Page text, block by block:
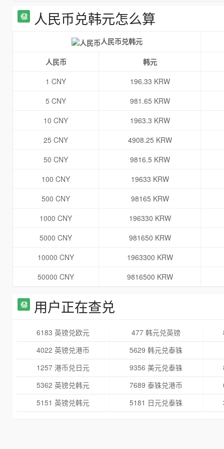
人民币兑韩元怎么算
人民币兑韩元
人民币
韩元
1 CNY
196.33 KRW
5 CNY
981.65 KRW
10 CNY
1963.3 KRW
25 CNY
4908.25 KRW
50 CNY
9816.5 KRW
100 CNY
19633 KRW
500 CNY
98165 KRW
1000 CNY
196330 KRW
5000 CNY
981650 KRW
10000 CNY
1963300 KRW
50000 CNY
9816500 KRW
用户正在查兑
6183 英镑兑欧元 477 韩元兑英镑
4022 英镑兑港币
5629 韩元兑泰铢
1257 港币兑日元
9356 美元兑泰铢
5362 英镑兑韩元
7689 泰铢兑港币
5151 英镑兑韩元
5181 日元兑泰铢